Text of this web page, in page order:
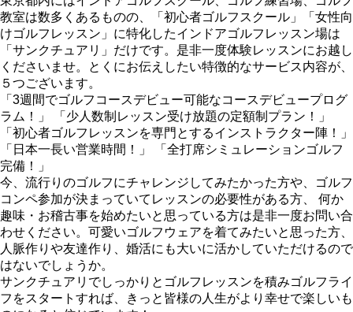
教室は数多くあるものの、「初心者ゴルフスクール」「女性向
けゴルフレッスン」に特化したインドアゴルフレッスン場は
「サンクチュアリ」だけです。是非一度体験レッスンにお越し
くださいませ。とくにお伝えしたい特徴的なサービス内容が、
５つございます。
「3週間でゴルフコースデビュー可能なコースデビュープログ
ラム！」 「少人数制レッスン受け放題の定額制プラン！」
「初心者ゴルフレッスンを専門とするインストラクター陣！」
「日本一長い営業時間！」 「全打席シミュレーションゴルフ
完備！」
今、流行りのゴルフにチャレンジしてみたかった方や、ゴルフ
コンペ参加が決まっていてレッスンの必要性がある方、 何か
趣味・お稽古事を始めたいと思っている方は是非一度お問い合
わせください。可愛いゴルフウェアを着てみたいと思った方、
人脈作りや友達作り、婚活にも大いに活かしていただけるので
はないでしょうか。
サンクチュアリでしっかりとゴルフレッスンを積みゴルフライ
フをスタートすれば、きっと皆様の人生がより幸せで楽しいも